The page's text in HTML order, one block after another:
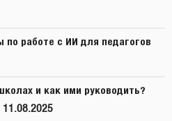
работе с ИИ для педагогов
и как ими руководить?
11.08.2025